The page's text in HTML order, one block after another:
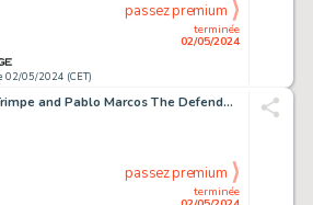
02/05/2024 (CET)
terminée
02/05/2024
passez premium
Herb Trimpe and Pablo Marcos The Defenders #68 Story Page 8 Original Art (Marvel, 1979).
terminée
passez premium